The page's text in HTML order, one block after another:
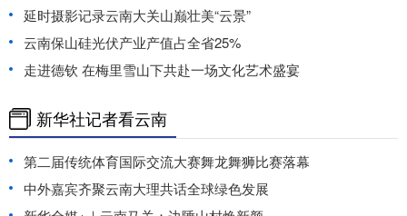
延时摄影记录云南大关山巅壮美“云景”
云南保山硅光伏产业产值占全省25%
走进德钦 在梅里雪山下共赴一场文化艺术盛宴
新华社记者看云南
第二届传统体育国际交流大赛舞龙舞狮比赛落幕
中外嘉宾齐聚云南大理共话全球绿色发展